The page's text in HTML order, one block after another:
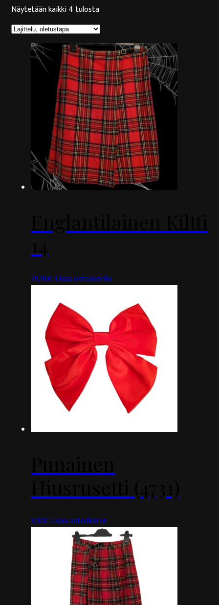
Näytetään kaikki 4 tulosta
29,90€Lisää ostoskoriin
3,90€Lisää ostoskoriin